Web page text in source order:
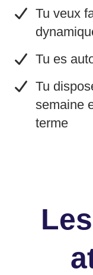
​Tu veux
​Tu es
​Tu
semaine
terme